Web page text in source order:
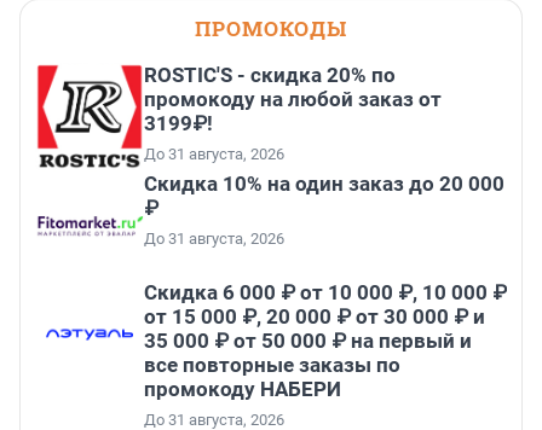
ПРОМОКОДЫ
ROSTIC'S - скидка 20% по
промокоду на любой заказ от
3199₽!
До 31 августа, 2026
Скидка 10% на один заказ до 20 000
₽
До 31 августа, 2026
Скидка 6 000 ₽ от 10 000 ₽, 10 000 ₽
от 15 000 ₽, 20 000 ₽ от 30 000 ₽ и
35 000 ₽ от 50 000 ₽ на первый и
все повторные заказы по
промокоду НАБЕРИ
До 31 августа, 2026